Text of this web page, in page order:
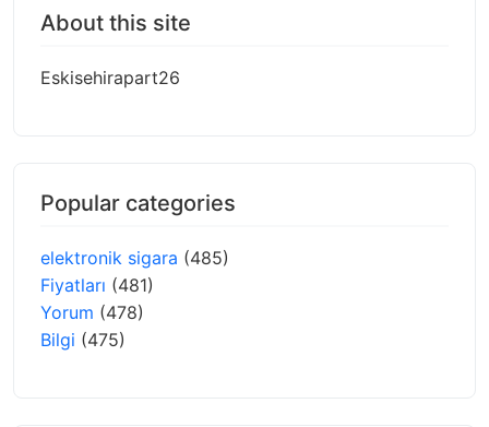
About this site
Eskisehirapart26
Popular categories
elektronik sigara (485)
Fiyatları (481)
Yorum (478)
Bilgi (475)